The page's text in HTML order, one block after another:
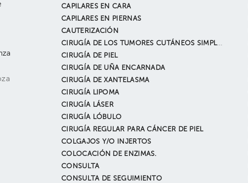
CAPILARES EN CARA
CAPILARES EN PIERNAS
CAUTERIZACIÓN
CIRUGÍA DE LOS TUMORES CUTÁNEOS SIMPLES (CON BIÓPSIA)
CIRUGÍA DE PIEL
CIRUGÍA DE UÑA ENCARNADA
CIRUGÍA DE XANTELASMA
CIRUGÍA LIPOMA
CIRUGÍA LÁSER
CIRUGÍA LÓBULO
CIRUGÍA REGULAR PARA CÁNCER DE PIEL
COLGAJOS Y/O INJERTOS
COLOCACIÓN DE ENZIMAS.
CONSULTA
CONSULTA DE SEGUIMIENTO